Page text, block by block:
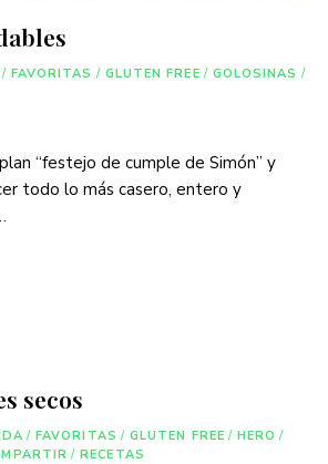
/ FAVORITAS / GLUTEN FREE / GOLOSINAS /
“festejo de cumple de Simón” y
todo lo más casero, entero y
secos
/ FAVORITAS / GLUTEN FREE / HERO /
/ RECETAS